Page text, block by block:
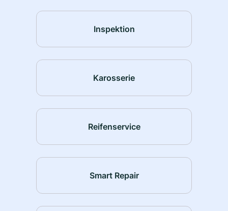
Inspektion
Karosserie
Reifenservice
Smart Repair